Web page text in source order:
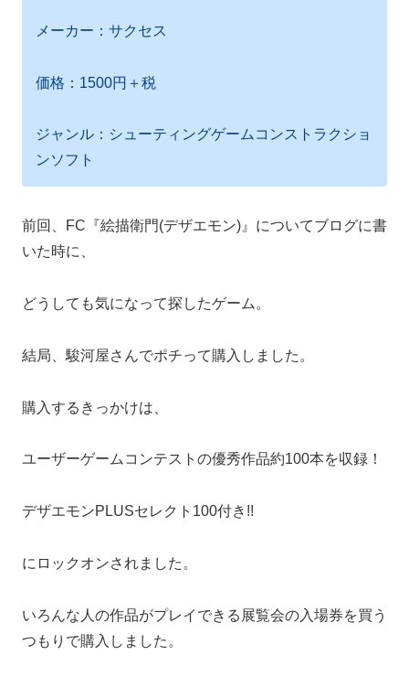
メーカー：サクセス
価格：1500円＋税
ジャンル：シューティングゲームコンストラクショ
ンソフト
前回、FC『絵描衛門(デザエモン)』についてブログに書
いた時に、
どうしても気になって探したゲーム。
結局、駿河屋さんでポチって購入しました。
購入するきっかけは、
ユーザーゲームコンテストの優秀作品約100本を収録！
デザエモンPLUSセレクト100付き!!
にロックオンされました。
いろんな人の作品がプレイできる展覧会の入場券を買う
つもりで購入しました。